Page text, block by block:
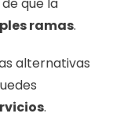
ramas.
alternativas
.